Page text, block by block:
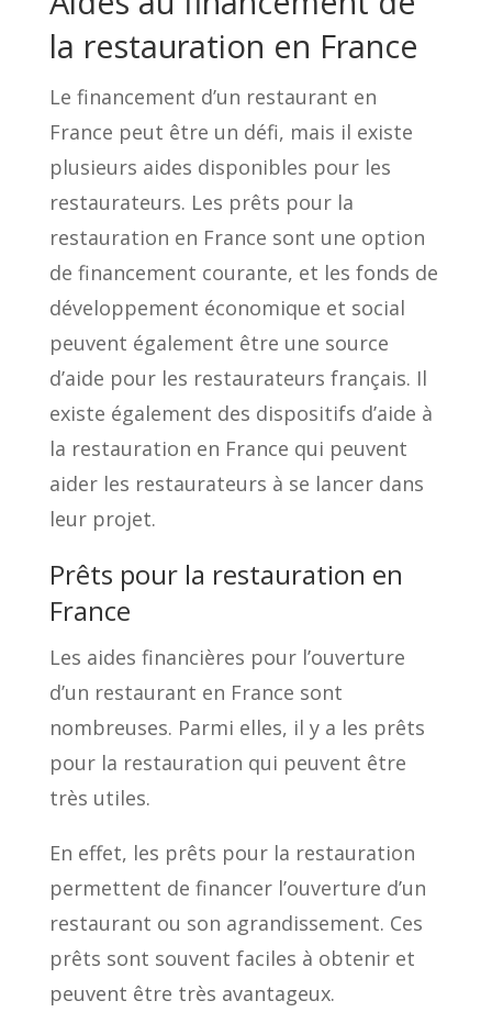
la restauration en France
Le financement d’un restaurant en
France peut être un défi, mais il existe
plusieurs aides disponibles pour les
restaurateurs. Les prêts pour la
restauration en France sont une option
de financement courante, et les fonds de
développement économique et social
peuvent également être une source
d’aide pour les restaurateurs français. Il
existe également des dispositifs d’aide à
la restauration en France qui peuvent
aider les restaurateurs à se lancer dans
leur projet.
Prêts pour la restauration en
France
Les aides financières pour l’ouverture
d’un restaurant en France sont
nombreuses. Parmi elles, il y a les prêts
pour la restauration qui peuvent être
très utiles.
En effet, les prêts pour la restauration
permettent de financer l’ouverture d’un
restaurant ou son agrandissement. Ces
prêts sont souvent faciles à obtenir et
peuvent être très avantageux.